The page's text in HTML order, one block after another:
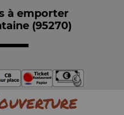
à emporter
(95270)